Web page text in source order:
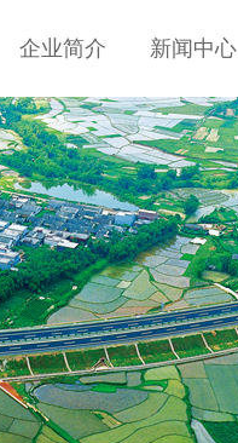
企业简介 新闻中心